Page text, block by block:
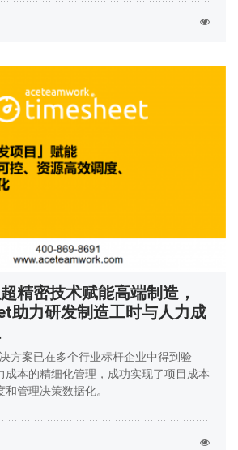
精密技术赋能高端制造，
助力研发制造工时与人力成
方案已在多个行业标杆企业中得到验
成本的精细化管理，成功实现了项目成本
管理决策数据化。